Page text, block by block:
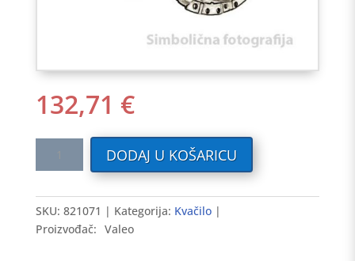
132,71 €
96-
99
MEGANE
DODAJ U KOŠARICU
SKU: 821071 Kategorija: Kvačilo
Proizvođač: Valeo